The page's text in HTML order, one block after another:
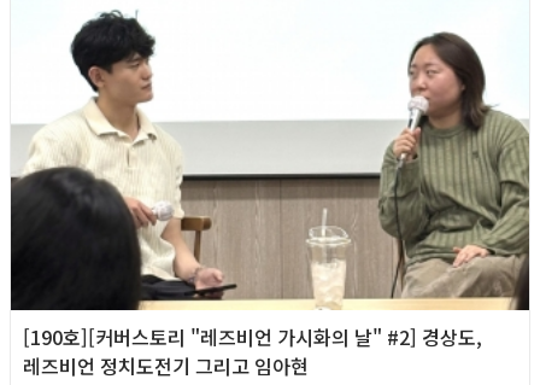
[190호][커버스토리 "레즈비언 가시화의 날" #2] 경상도,
레즈비언 정치도전기 그리고 임아현